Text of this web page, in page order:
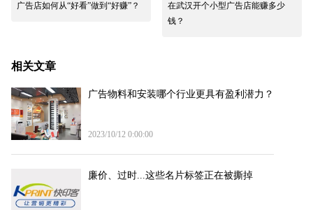
广告店如何从“好看”做到“好赚”？
在武汉开个小型广告店能赚多少
钱？
相关文章
广告物料和安装哪个行业更具有盈利潜力？
2023/10/12 0:00:00
廉价、过时...这些名片标签正在被撕掉